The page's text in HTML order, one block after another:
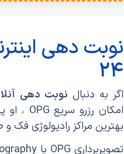
نوبت دهی
24
اگر به دنبال نوبت دهی
بهترین مراکز رادیولوژی فک